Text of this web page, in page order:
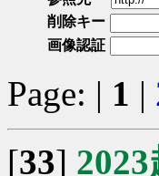
削除キー
画像認証
Page: | 1 |
[33] 2023